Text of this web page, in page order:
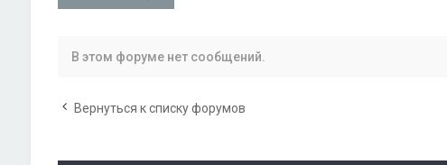
В этом форуме нет сообщений.
Вернуться к списку форумов